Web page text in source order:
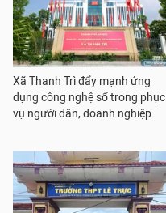
Xã Thanh Trì đẩy mạnh ứng
dụng công nghệ số trong phục
vụ người dân, doanh nghiệp